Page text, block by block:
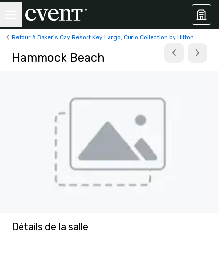
Retour à Baker's Cay Resort Key Largo, Curio Collection by Hilton
Hammock Beach
Détails de la salle